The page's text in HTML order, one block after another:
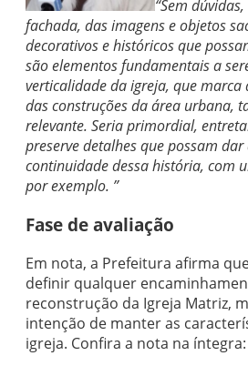
“Sem
fachada, das imagens e objetos
decorativos e históricos que
são elementos fundamentais a
verticalidade da igreja, que
das construções da área urbana,
relevante. Seria primordial,
preserve detalhes que possam
continuidade dessa história, com
por exemplo. ”
Fase de avaliação
Em nota, a Prefeitura afirma
definir qualquer
reconstrução da Igreja Matriz,
intenção de manter as
igreja. Confira a nota na íntegra: